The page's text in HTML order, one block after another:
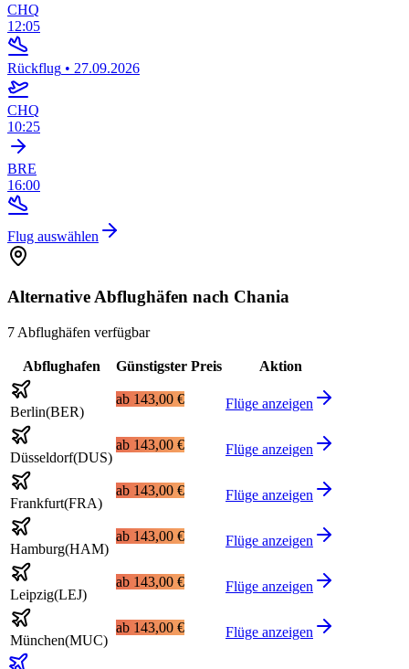
CHQ
12:05
Rückflug • 27.09.2026
CHQ
10:25
BRE
16:00
Flug auswählen
Alternative Abflughäfen nach Chania
7 Abflughäfen verfügbar
Abflughafen Günstigster Preis Aktion
Berlin(BER)
ab 143,00 € Flüge anzeigen
Düsseldorf(DUS)
ab 143,00 € Flüge anzeigen
Frankfurt(FRA)
ab 143,00 € Flüge anzeigen
Hamburg(HAM)
ab 143,00 € Flüge anzeigen
Leipzig(LEJ)
ab 143,00 € Flüge anzeigen
München(MUC)
ab 143,00 € Flüge anzeigen